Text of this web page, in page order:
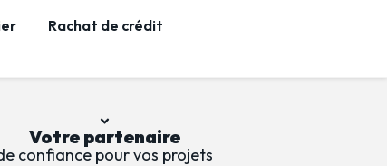
Rachat de crédit
Votre partenaire
confiance pour vos projets